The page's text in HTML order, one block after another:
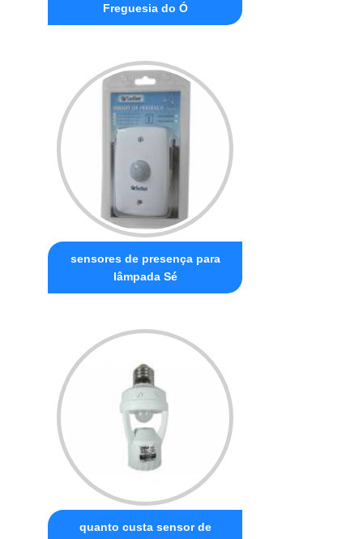
Freguesia do Ó
sensores de presença para
lâmpada Sé
quanto custa sensor de